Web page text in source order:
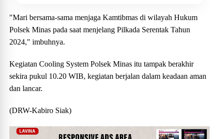
"Mari bersama-sama menjaga Kamtibmas di wilayah Hukum
Polsek Minas pada saat menjelang Pilkada Serentak Tahun
2024," imbuhnya.
Kegiatan Cooling System Polsek Minas itu tampak berakhir
sekira pukul 10.20 WIB, kegiatan berjalan dalam keadaan aman
dan lancar.
(DRW-Kabiro Siak)